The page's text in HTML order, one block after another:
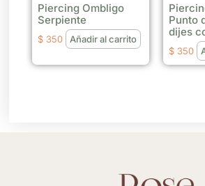
Piercing Ombligo
Serpiente
$ 350 Añadir al carrito
Punto
dijes
$ 350